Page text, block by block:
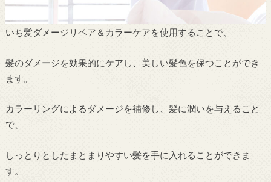
いち髪ダメージリペア＆カラーケアを使用することで、
髪のダメージを効果的にケアし、美しい髪色を保つことができ
ます。
カラーリングによるダメージを補修し、髪に潤いを与えること
で、
しっとりとしたまとまりやすい髪を手に入れることができま
す。